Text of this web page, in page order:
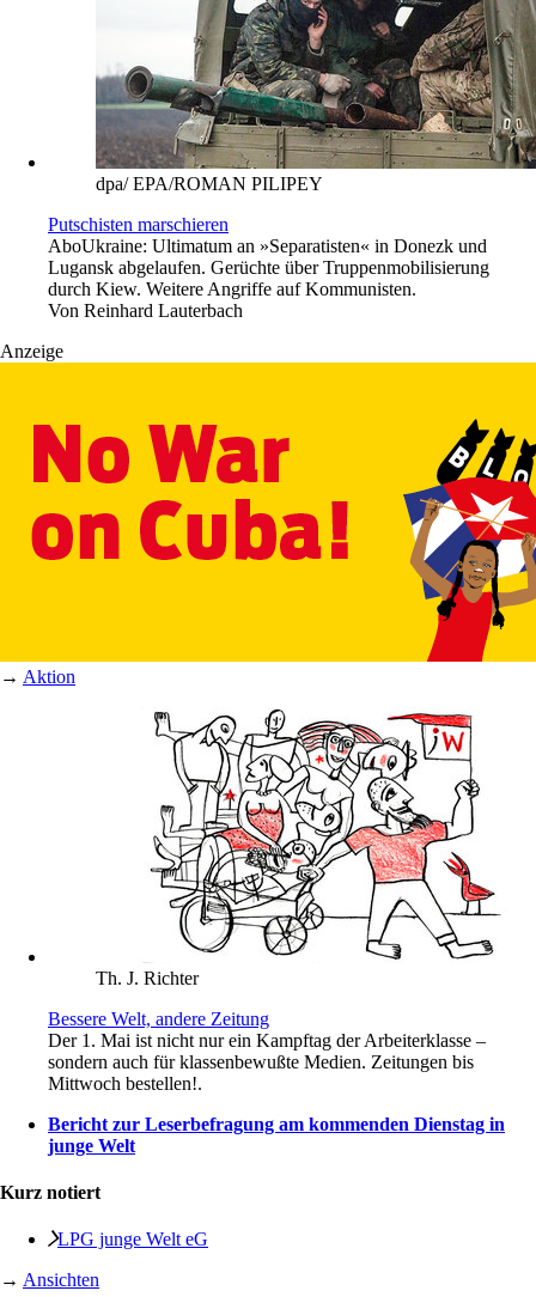
dpa/ EPA/ROMAN PILIPEY
Putschisten marschieren
AboUkraine: Ultimatum an »Separatisten« in Donezk und
Lugansk abgelaufen. Gerüchte über Truppenmobilisierung
durch Kiew. Weitere Angriffe auf Kommunisten.
Von Reinhard Lauterbach
Anzeige
→ Aktion
Th. J. Richter
Bessere Welt, andere Zeitung
Der 1. Mai ist nicht nur ein Kampftag der Arbeiterklasse –
sondern auch für klassenbewußte Medien. Zeitungen bis
Mittwoch bestellen!.
Bericht zur Leserbefragung am kommenden Dienstag in
junge Welt
Kurz notiert
LPG junge Welt eG
→ Ansichten